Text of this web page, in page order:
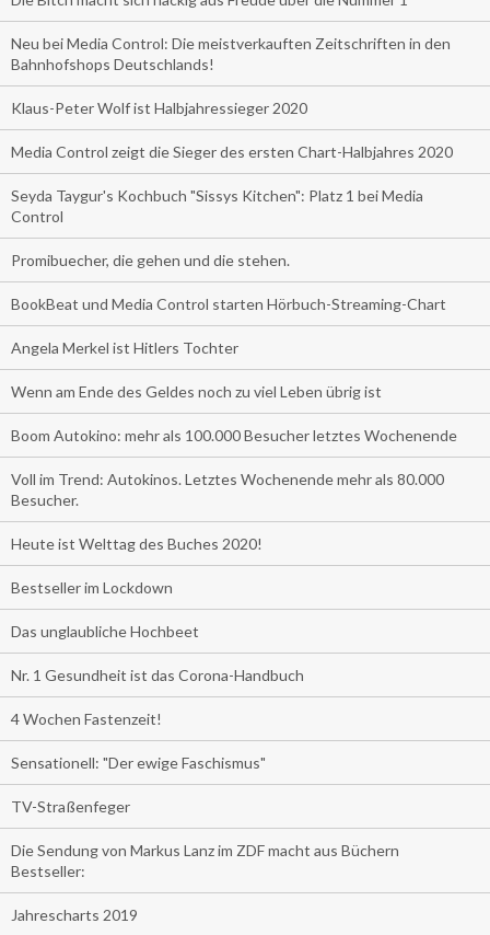
Neu bei Media Control: Die meistverkauften Zeitschriften in den
Bahnhofshops Deutschlands!
Klaus-Peter Wolf ist Halbjahressieger 2020
Media Control zeigt die Sieger des ersten Chart-Halbjahres 2020
Seyda Taygur's Kochbuch "Sissys Kitchen": Platz 1 bei Media
Control
Promibuecher, die gehen und die stehen.
BookBeat und Media Control starten Hörbuch-Streaming-Chart
Angela Merkel ist Hitlers Tochter
Wenn am Ende des Geldes noch zu viel Leben übrig ist
Boom Autokino: mehr als 100.000 Besucher letztes Wochenende
Voll im Trend: Autokinos. Letztes Wochenende mehr als 80.000
Besucher.
Heute ist Welttag des Buches 2020!
Bestseller im Lockdown
Das unglaubliche Hochbeet
Nr. 1 Gesundheit ist das Corona-Handbuch
4 Wochen Fastenzeit!
Sensationell: "Der ewige Faschismus"
TV-Straßenfeger
Die Sendung von Markus Lanz im ZDF macht aus Büchern
Bestseller:
Jahrescharts 2019